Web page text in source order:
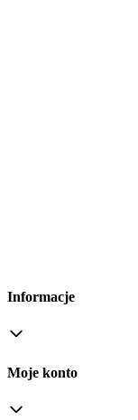
Informacje
Moje konto